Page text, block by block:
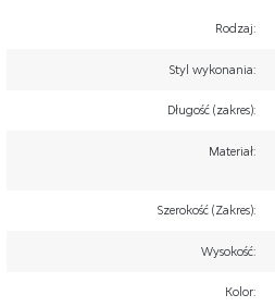
Rodzaj:
Styl wykonania:
Długość (zakres):
Materiał:
Szerokość (Zakres):
Wysokość:
Kolor: